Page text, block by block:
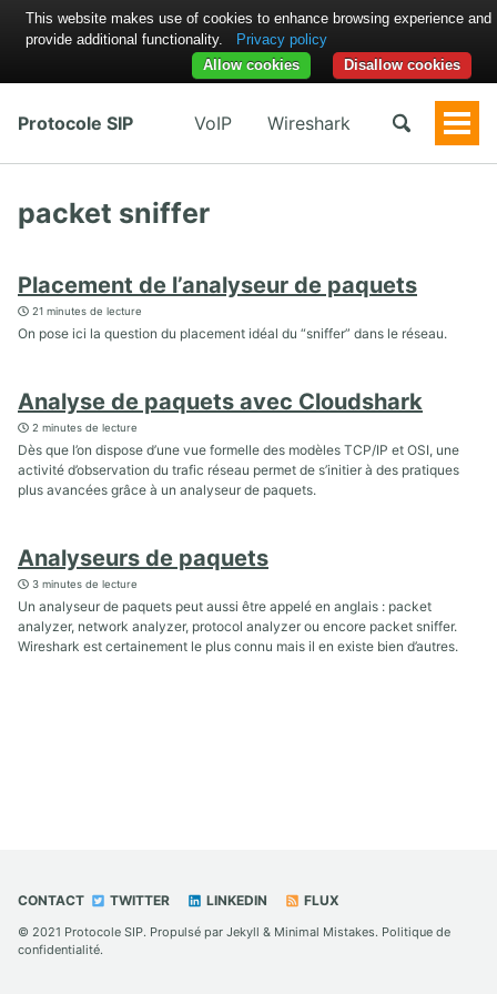
Protocole SIP VoIP Wireshark
packet sniffer
Placement de l’analyseur de paquets
21 minutes de lecture
On pose ici la question du placement idéal du “sniffer” dans le réseau.
Analyse de paquets avec Cloudshark
2 minutes de lecture
Dès que l’on dispose d’une vue formelle des modèles TCP/IP et OSI, une
activité d’observation du trafic réseau permet de s’initier à des pratiques
plus avancées grâce à un analyseur de paquets.
Analyseurs de paquets
3 minutes de lecture
Un analyseur de paquets peut aussi être appelé en anglais : packet
analyzer, network analyzer, protocol analyzer ou encore packet sniffer.
Wireshark est certainement le plus connu mais il en existe bien d’autres.
CONTACT TWITTER LINKEDIN FLUX
© 2021 Protocole SIP. Propulsé par Jekyll & Minimal Mistakes. Politique de
confidentialité.
This website makes use of cookies to enhance browsing experience and
provide additional functionality.
Privacy policy
Disallow cookies
Allow cookies